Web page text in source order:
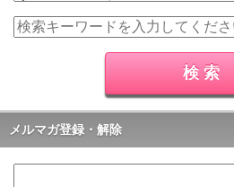
メルマガ登録・解除